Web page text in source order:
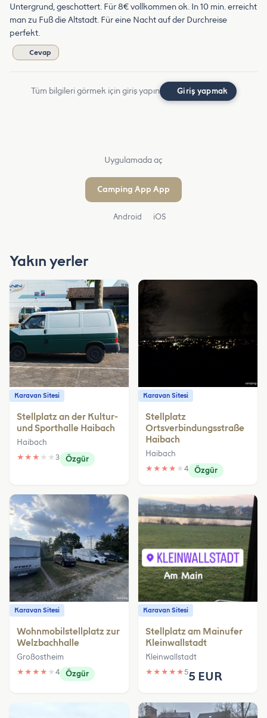
Untergrund, geschottert. Für 8€ vollkommen ok. In 10 min. erreicht
man zu Fuß die Altstadt. Für eine Nacht auf der Durchreise
perfekt.
Cevap
Tüm bilgileri görmek için giriş yapın Giriş yapmak
Uygulamada aç
Camping App App
Android iOS
Yakın yerler
Karavan Sitesi
Stellplatz an der Kultur-
und Sporthalle Haibach
Haibach
★ ★ ★ ★ ★ 3 Özgür
Karavan Sitesi
Stellplatz
Ortsverbindungsstraße
Haibach
Haibach
★ ★ ★ ★ ★ 4 Özgür
Karavan Sitesi
Wohnmobilstellplatz zur
Welzbachhalle
Großostheim
★ ★ ★ ★ ★ 4 Özgür
Karavan Sitesi
Stellplatz am Mainufer
Kleinwallstadt
Kleinwallstadt
★ ★ ★ ★ ★55 EUR